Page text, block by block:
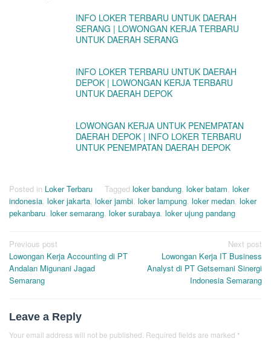
INFO LOKER TERBARU UNTUK DAERAH
SERANG | LOWONGAN KERJA TERBARU
UNTUK DAERAH SERANG
INFO LOKER TERBARU UNTUK DAERAH
DEPOK | LOWONGAN KERJA TERBARU
UNTUK DAERAH DEPOK
LOWONGAN KERJA UNTUK PENEMPATAN
DAERAH DEPOK | INFO LOKER TERBARU
UNTUK PENEMPATAN DAERAH DEPOK
Posted in Loker Terbaru Tagged loker bandung, loker batam, loker
indonesia, loker jakarta, loker jambi, loker lampung, loker medan, loker
pekanbaru, loker semarang, loker surabaya, loker ujung pandang
Post
navigation
Previous post
Lowongan Kerja Accounting di PT
Andalan Migunani Jagad
Semarang
Next post
Lowongan Kerja IT Business
Analyst di PT Getsemani Sinergi
Indonesia Semarang
Leave a Reply
Your email address will not be published. Required fields are marked *